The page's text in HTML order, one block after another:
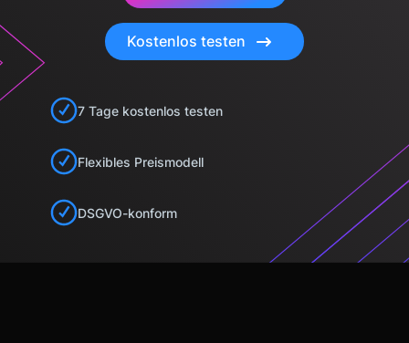
Kostenlos testen
7 Tage kostenlos testen
Flexibles Preismodell
DSGVO-konform